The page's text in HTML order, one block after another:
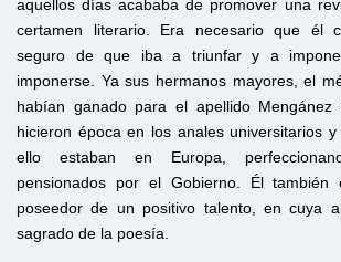
aquellos días acababa de promover una
certamen literario. Era necesario que él
seguro de que iba a triunfar y a
imponerse. Ya sus hermanos mayores, el
habían ganado para el apellido Mengánez
hicieron época en los anales universitarios
ello estaban en Europa,
pensionados por el Gobierno. Él también
poseedor de un positivo talento, en cuya
sagrado de la poesía.